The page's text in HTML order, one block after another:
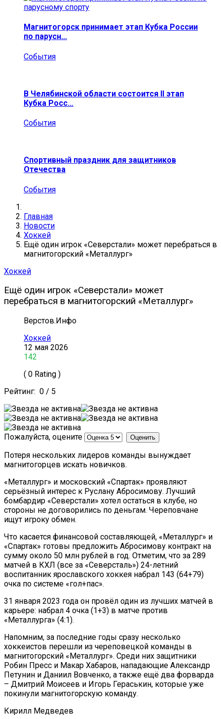
Магнитогорск принимает этап Кубка России
по парусн…
События
В Челябинской области состоится II этап
Кубка Росс…
События
Спортивный праздник для защитников
Отечества
События
Главная
Новости
Хоккей
Ещё один игрок «Северстали» может перебраться в
магнитогорский «Металлург»
Хоккей
Ещё один игрок «Северстали» может
перебраться в магнитогорский «Металлург»
Верстов.Инфо
Хоккей
12 мая 2026
142
( 0 Rating )
Рейтинг: 0 / 5
Пожалуйста, оцените
Потеря нескольких лидеров команды вынуждает
магнитогорцев искать новичков.
«Металлург» и московский «Спартак» проявляют
серьёзный интерес к Руслану Абросимову. Лучший
бомбардир «Северстали» хотел остаться в клубе, но
стороны не договорились по деньгам. Череповчане
ищут игроку обмен.
Что касается финансовой составляющей, «Металлург» и
«Спартак» готовы предложить Абросимову контракт на
сумму около 50 млн рублей в год. Отметим, что за 289
матчей в КХЛ (все за «Северсталь») 24-летний
воспитанник ярославского хоккея набрал 143 (64+79)
очка по системе «гол+пас».
31 января 2023 года он провёл один из лучших матчей в
карьере: набрал 4 очка (1+3) в матче против
«Металлурга» (4:1).
Напомним, за последние годы сразу несколько
хоккеистов перешли из череповецкой команды в
магнитогорский «Металлург». Среди них защитники
Робин Пресс и Макар Хабаров, нападающие Александр
Петунин и Даниил Вовченко, а также ещё два форварда
– Дмитрий Моисеев и Игорь Гераськин, которые уже
покинули магнитогорскую команду.
Кирилл Медведев